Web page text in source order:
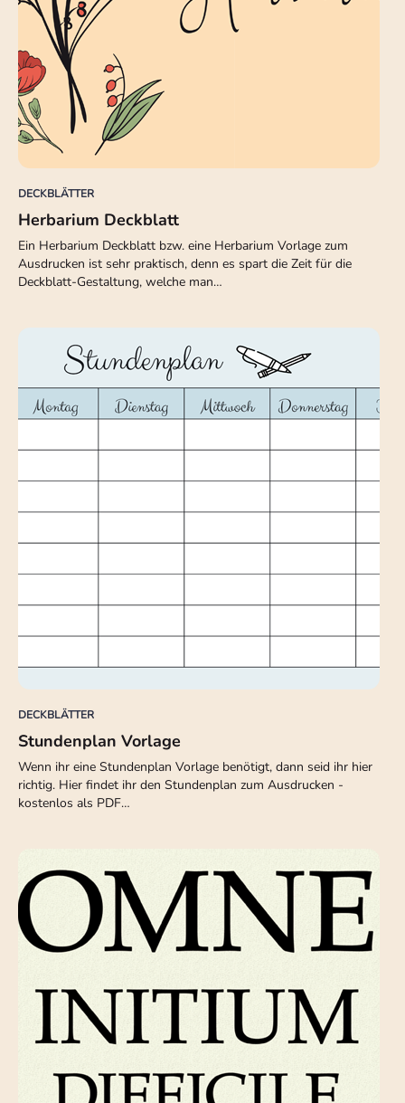
DECKBLÄTTER
Herbarium Deckblatt
Ein Herbarium Deckblatt bzw. eine Herbarium Vorlage zum
Ausdrucken ist sehr praktisch, denn es spart die Zeit für die
Deckblatt-Gestaltung, welche man…
DECKBLÄTTER
Stundenplan Vorlage
Wenn ihr eine Stundenplan Vorlage benötigt, dann seid ihr hier
richtig. Hier findet ihr den Stundenplan zum Ausdrucken -
kostenlos als PDF…